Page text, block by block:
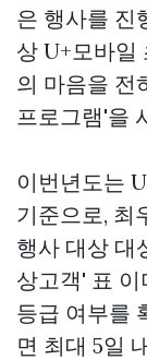
은 행사를 진
상 U+모바일
의 마음을 전
프로그램'을
이번년도는
기준으로, 최
행사 대상 대
상고객' 표
등급 여부를
면 최대 5일